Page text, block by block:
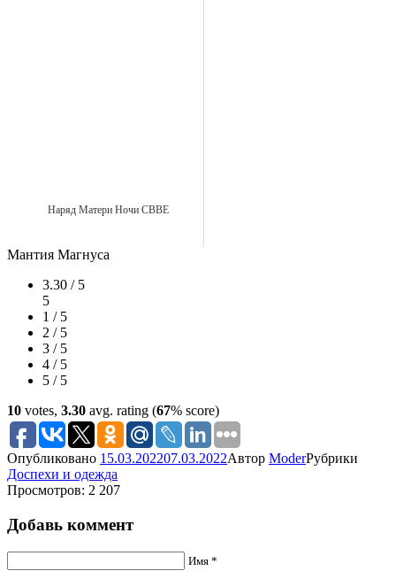
Наряд Матери Ночи CBBE
Мантия Магнуса
3.30 / 5
5
1 / 5
2 / 5
3 / 5
4 / 5
5 / 5
10 votes, 3.30 avg. rating (67% score)
Опубликовано 15.03.202207.03.2022Автор ModerРубрики
Доспехи и одежда
Просмотров: 2 207
Добавь коммент
Имя *